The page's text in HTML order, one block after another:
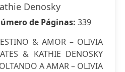
Denosky
de Páginas: 339
& AMOR – OLIVIA
& KATHIE DENOSKY
A AMAR – OLIVIA